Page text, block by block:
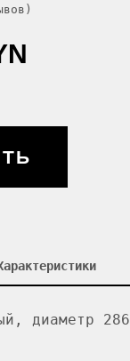
диаметр